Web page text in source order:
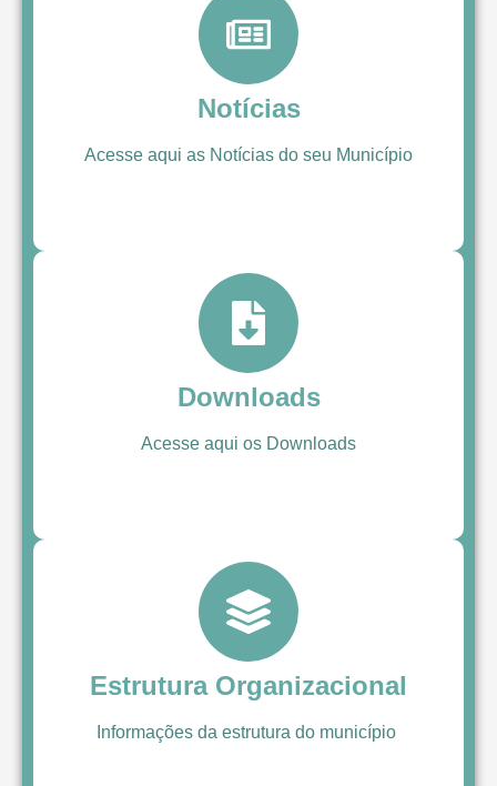
Notícias
Acesse aqui as Notícias do seu Município
Downloads
Acesse aqui os Downloads
Estrutura Organizacional
Informações da estrutura do município